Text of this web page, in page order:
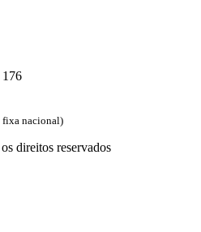
176
fixa nacional)
direitos reservados